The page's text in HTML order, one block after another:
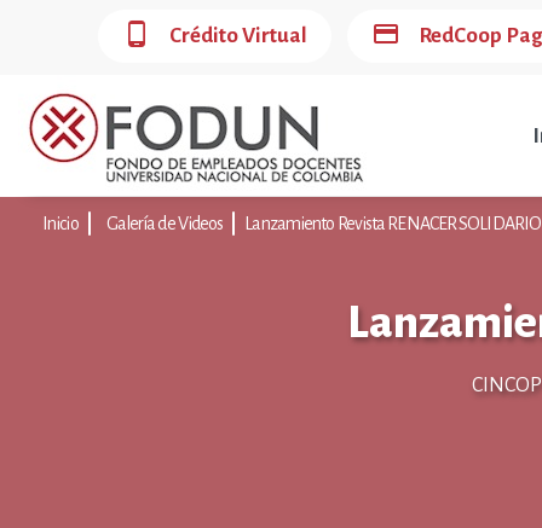
phone_android Crédito Virtual credit_card RedCoop
Inicio Galería de Videos Lanzamiento Revista RENACER SOLIDARIO